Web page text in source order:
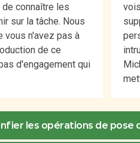
connaître les
sur la tâche. Nous
vous n'avez pas à
de ce
d'engagement qui
les opérations de pose